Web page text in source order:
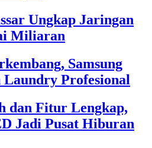
Ungkap Jaringan
Miliaran
Samsung
Profesional
dan Fitur Lengkap,
Jadi Pusat Hiburan